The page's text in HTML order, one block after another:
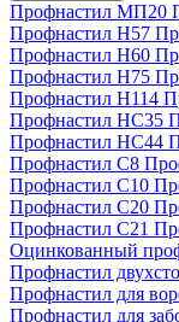
Профнастил МП20
Профнастил Н57
Профнастил Н60
Профнастил Н75
Профнастил Н114
Профнастил НС35
Профнастил НС44
Профнастил С8
Профнастил С10
Профнастил С20
Профнастил С21
Оцинкованный
Профнастил
Профнастил для
Профнастил для